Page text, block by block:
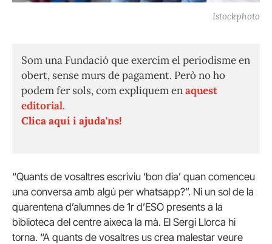
Istockphoto
Som una Fundació que exercim el periodisme en
obert, sense murs de pagament. Però no ho
podem fer sols, com expliquem enaquest
editorial.
Clica aquí i ajuda'ns!
“Quants de vosaltres escriviu ‘bon dia’ quan comenceu
una conversa amb algú per whatsapp?”. Ni un sol de la
quarentena d’alumnes de 1r d’ESO presents a la
biblioteca del centre aixeca la mà. El Sergi Llorca hi
torna. “A quants de vosaltres us crea malestar veure